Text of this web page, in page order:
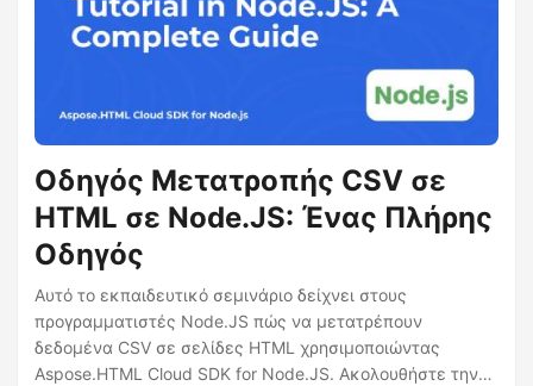
Οδηγός Μετατροπής CSV σε
HTML σε Node.JS: Ένας Πλήρης
Οδηγός
Αυτό το εκπαιδευτικό σεμινάριο δείχνει στους
προγραμματιστές Node.JS πώς να μετατρέπουν
δεδομένα CSV σε σελίδες HTML χρησιμοποιώντας
Aspose.HTML Cloud SDK for Node.JS. Ακολουθήστε την